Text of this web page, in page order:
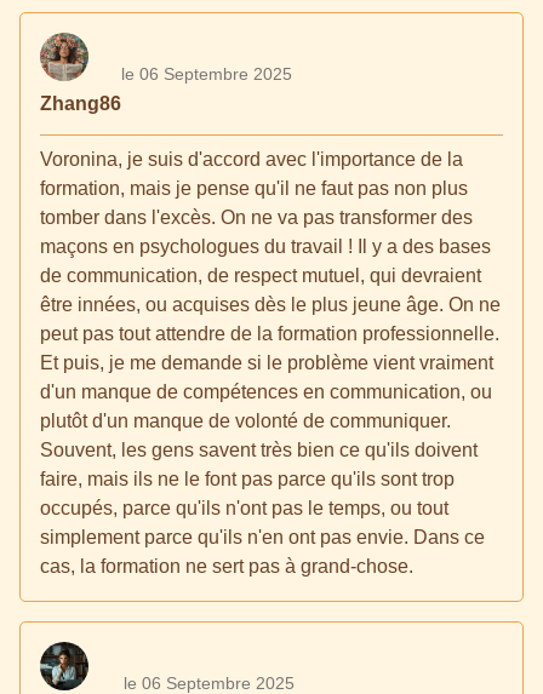
Zhang86
le 06 Septembre 2025
Voronina, je suis d'accord avec l'importance de la
formation, mais je pense qu'il ne faut pas non plus
tomber dans l'excès. On ne va pas transformer des
maçons en psychologues du travail ! Il y a des bases
de communication, de respect mutuel, qui devraient
être innées, ou acquises dès le plus jeune âge. On ne
peut pas tout attendre de la formation professionnelle.
Et puis, je me demande si le problème vient vraiment
d'un manque de compétences en communication, ou
plutôt d'un manque de volonté de communiquer.
Souvent, les gens savent très bien ce qu'ils doivent
faire, mais ils ne le font pas parce qu'ils sont trop
occupés, parce qu'ils n'ont pas le temps, ou tout
simplement parce qu'ils n'en ont pas envie. Dans ce
cas, la formation ne sert pas à grand-chose.
le 06 Septembre 2025